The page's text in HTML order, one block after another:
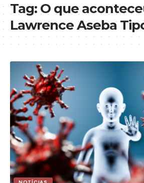
Tag: O que
Lawrence Aseba